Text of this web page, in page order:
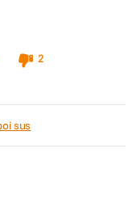
IMX678
Activat de Detectia
UP 03)
pe cardul de memorie
de 70mai
imaginile statice, cat si
de 70mai
realism, acuratete
2
sus